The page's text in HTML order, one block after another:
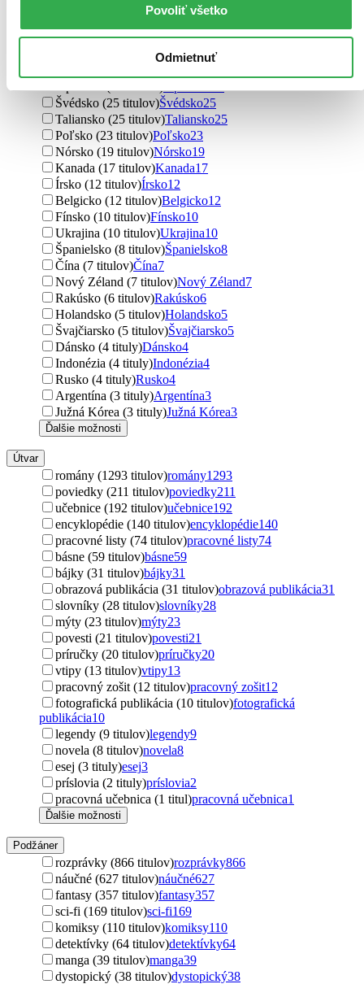
Povoliť všetko
Odmietnuť
Slovensko (217 titulov)Slovensko
severský (58 titulov)severský58
Austrália (56 titulov)Austrália56
Švédsko (25 titulov)Švédsko25
Taliansko (25 titulov)Taliansko25
Poľsko (23 titulov)Poľsko23
Nórsko (19 titulov)Nórsko19
Kanada (17 titulov)Kanada17
Írsko (12 titulov)Írsko12
Belgicko (12 titulov)Belgicko12
Fínsko (10 titulov)Fínsko10
Ukrajina (10 titulov)Ukrajina10
Španielsko (8 titulov)Španielsko8
Čína (7 titulov)Čína7
Nový Zéland (7 titulov)Nový Zéland7
Rakúsko (6 titulov)Rakúsko6
Holandsko (5 titulov)Holandsko5
Švajčiarsko (5 titulov)Švajčiarsko5
Dánsko (4 tituly)Dánsko4
Indonézia (4 tituly)Indonézia4
Rusko (4 tituly)Rusko4
Argentína (3 tituly)Argentína3
Južná Kórea (3 tituly)Južná Kórea3
Ďalšie možnosti
Útvar
romány (1293 titulov)romány1293
poviedky (211 titulov)poviedky211
učebnice (192 titulov)učebnice192
encyklopédie (140 titulov)encyklopédie140
pracovné listy (74 titulov)pracovné listy74
básne (59 titulov)básne59
bájky (31 titulov)bájky31
obrazová publikácia (31 titulov)obrazová publikácia31
slovníky (28 titulov)slovníky28
mýty (23 titulov)mýty23
povesti (21 titulov)povesti21
príručky (20 titulov)príručky20
vtipy (13 titulov)vtipy13
pracovný zošit (12 titulov)pracovný zošit12
fotografická publikácia (10 titulov)fotografická
publikácia10
legendy (9 titulov)legendy9
novela (8 titulov)novela8
esej (3 tituly)esej3
príslovia (2 tituly)príslovia2
pracovná učebnica (1 titul)pracovná učebnica1
Ďalšie možnosti
Podžáner
rozprávky (866 titulov)rozprávky866
náučné (627 titulov)náučné627
fantasy (357 titulov)fantasy357
sci-fi (169 titulov)sci-fi169
komiksy (110 titulov)komiksy110
detektívky (64 titulov)detektívky64
manga (39 titulov)manga39
dystopický (38 titulov)dystopický38